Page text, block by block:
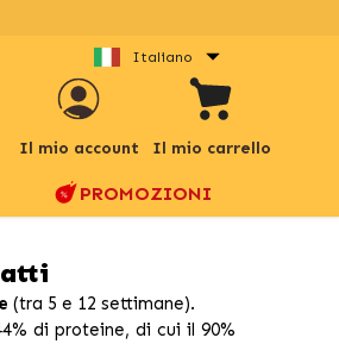
Italiano
Il mio account Il mio carrello
PROMOZIONI
(tra 5 e 12 settimane).
di proteine, di cui il 90%